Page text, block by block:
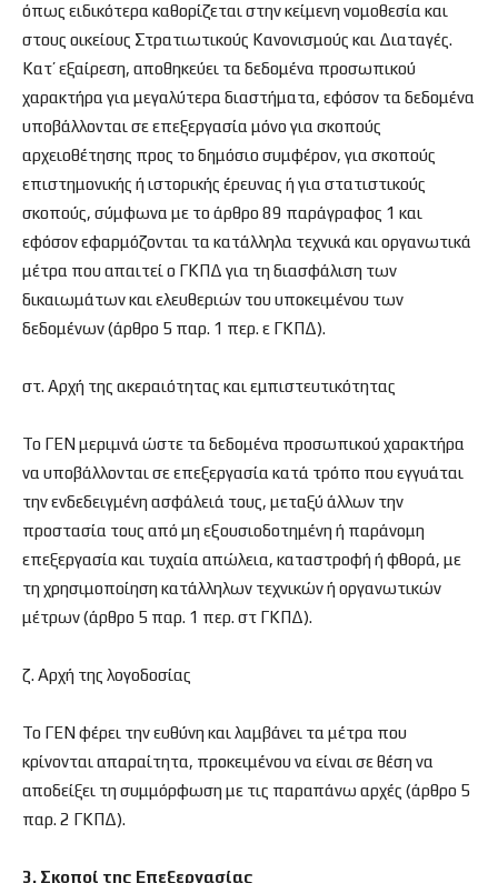
όπως ειδικότερα καθορίζεται στην κείμενη νομοθεσία και
στους οικείους Στρατιωτικούς Κανονισμούς και Διαταγές.
Κατ’ εξαίρεση, αποθηκεύει τα δεδομένα προσωπικού
χαρακτήρα για μεγαλύτερα διαστήματα, εφόσον τα δεδομένα
υποβάλλονται σε επεξεργασία μόνο για σκοπούς
αρχειοθέτησης προς το δημόσιο συμφέρον, για σκοπούς
επιστημονικής ή ιστορικής έρευνας ή για στατιστικούς
σκοπούς, σύμφωνα με το άρθρο 89 παράγραφος 1 και
εφόσον εφαρμόζονται τα κατάλληλα τεχνικά και οργανωτικά
μέτρα που απαιτεί ο ΓΚΠΔ για τη διασφάλιση των
δικαιωμάτων και ελευθεριών του υποκειμένου των
δεδομένων (άρθρο 5 παρ. 1 περ. ε ΓΚΠΔ).
στ. Αρχή της ακεραιότητας και εμπιστευτικότητας
Το ΓΕΝ μεριμνά ώστε τα δεδομένα προσωπικού χαρακτήρα
να υποβάλλονται σε επεξεργασία κατά τρόπο που εγγυάται
την ενδεδειγμένη ασφάλειά τους, μεταξύ άλλων την
προστασία τους από μη εξουσιοδοτημένη ή παράνομη
επεξεργασία και τυχαία απώλεια, καταστροφή ή φθορά, με
τη χρησιμοποίηση κατάλληλων τεχνικών ή οργανωτικών
μέτρων (άρθρο 5 παρ. 1 περ. στ ΓΚΠΔ).
ζ. Αρχή της λογοδοσίας
Το ΓΕΝ φέρει την ευθύνη και λαμβάνει τα μέτρα που
κρίνονται απαραίτητα, προκειμένου να είναι σε θέση να
αποδείξει τη συμμόρφωση με τις παραπάνω αρχές (άρθρο 5
παρ. 2 ΓΚΠΔ).
3. Σκοποί της Επεξεργασίας